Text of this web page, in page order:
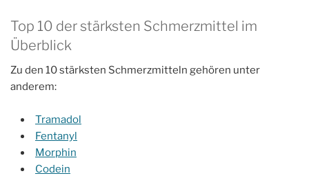
Top 10 der stärksten Schmerzmittel im
Überblick
Zu den 10 stärksten Schmerzmitteln gehören unter
anderem:
Tramadol
Fentanyl
Morphin
Codein